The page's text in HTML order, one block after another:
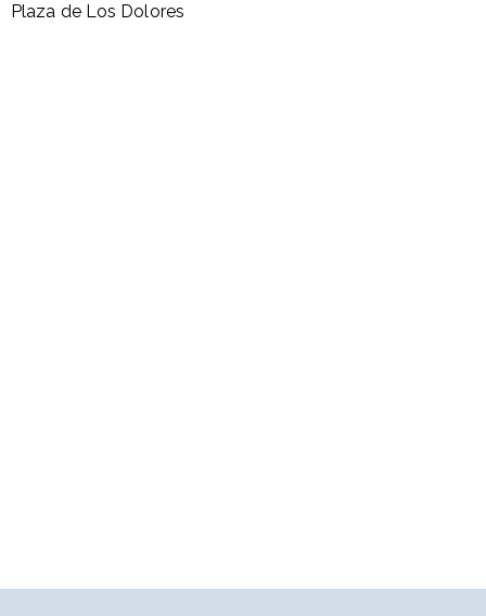
Plaza de Los Dolores